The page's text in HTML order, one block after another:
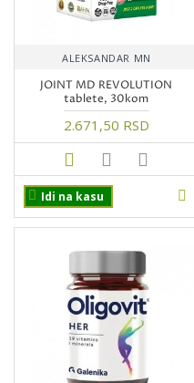
ALEKSANDAR MN
JOINT MD REVOLUTION
tablete, 30kom
2.671,50 RSD
Idi na kasu